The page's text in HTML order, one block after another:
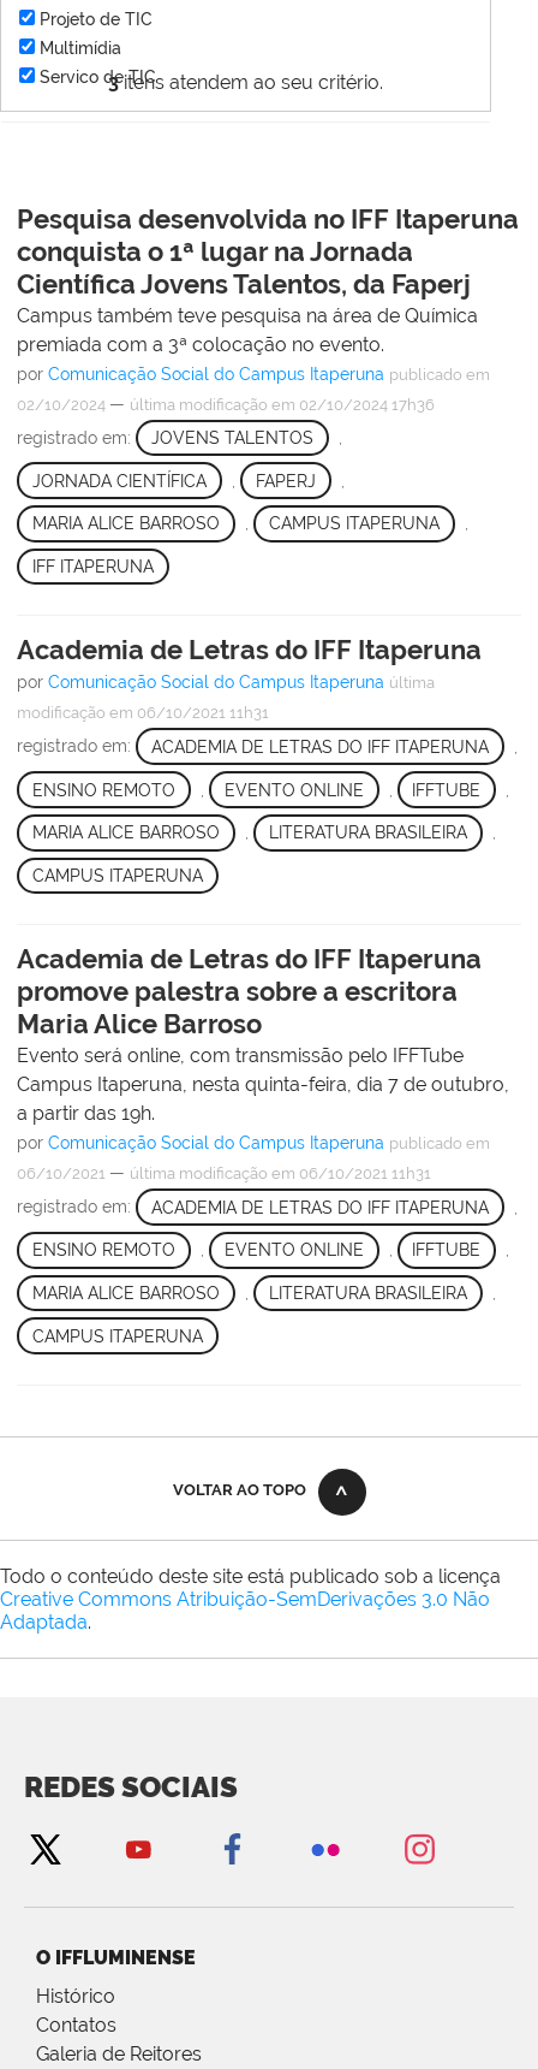
3itens atendem ao seu critério.
Projeto de TIC
Multimídia
Servico de TIC
Pesquisa desenvolvida no IFF Itaperuna
conquista o 1ª lugar na Jornada
Científica Jovens Talentos, da Faperj
Campus também teve pesquisa na área de Química
premiada com a 3ª colocação no evento.
por Comunicação Social do Campus Itaperuna publicado em
02/10/2024 — última modificação em 02/10/2024 17h36
registrado em: JOVENS TALENTOS
JORNADA CIENTÍFICA FAPERJ
MARIA ALICE BARROSO , CAMPUS ITAPERUNA ,
IFF ITAPERUNA
Academia de Letras do IFF Itaperuna
por Comunicação Social do Campus Itaperuna última
modificação em 06/10/2021 11h31
registrado em: ACADEMIA DE LETRAS DO IFF ITAPERUNA
ENSINO REMOTO EVENTO ONLINE IFFTUBE
MARIA ALICE BARROSO , LITERATURA BRASILEIRA ,
CAMPUS ITAPERUNA
Academia de Letras do IFF Itaperuna
promove palestra sobre a escritora
Maria Alice Barroso
Evento será online, com transmissão pelo IFFTube
Campus Itaperuna, nesta quinta-feira, dia 7 de outubro,
a partir das 19h.
por Comunicação Social do Campus Itaperuna publicado em
06/10/2021 — última modificação em 06/10/2021 11h31
registrado em: ACADEMIA DE LETRAS DO IFF ITAPERUNA
ENSINO REMOTO , EVENTO ONLINE , IFFTUBE ,
MARIA ALICE BARROSO LITERATURA BRASILEIRA
CAMPUS ITAPERUNA
VOLTAR AO TOPO
Todo o conteúdo deste site está publicado sob a licença
Creative Commons Atribuição-SemDerivações 3.0 Não
Adaptada.
REDES SOCIAIS
O IFFLUMINENSE
Histórico
Contatos
Galeria de Reitores